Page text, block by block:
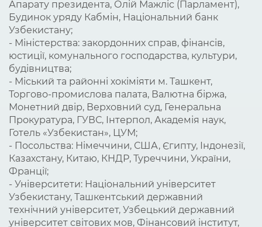
Апарату президента, Олій Мажліс (Парламент),
Будинок уряду Кабмін, Національний банк
Узбекистану;
- Міністерства: закордонних справ, фінансів,
юстиції, комунального господарства, культури,
будівництва;
- Міський та районні хокіміяти м. Ташкент,
Торгово-промислова палата, Валютна біржа,
Монетний двір, Верховний суд, Генеральна
Прокуратура, ГУВС, Інтерпол, Академія наук,
Готель «Узбекистан», ЦУМ;
- Посольства: Німеччини, США, Єгипту, Індонезії,
Казахстану, Китаю, КНДР, Туреччини, України,
Франції;
- Університети: Національний університет
Узбекистану, Ташкентський державний
технічний університет, Узбецький державний
університет світових мов, Фінансовий інститут,